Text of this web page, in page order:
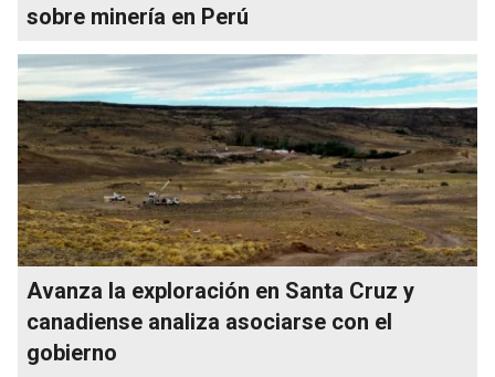
sobre minería en Perú
Avanza la exploración en Santa Cruz y
canadiense analiza asociarse con el
gobierno